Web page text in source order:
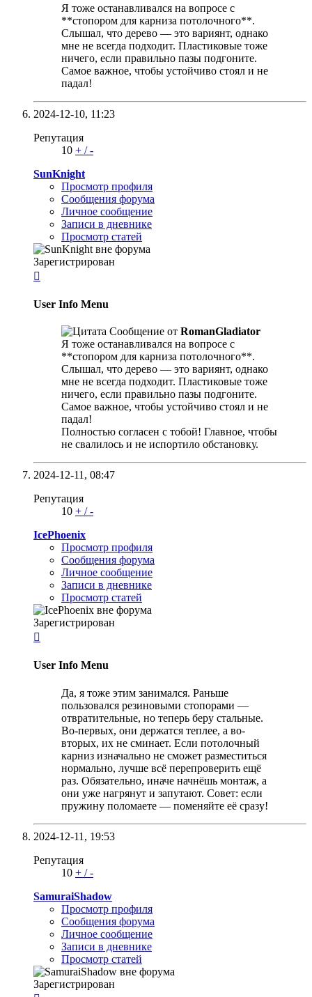
Я тоже останавливался на вопросе с
**стопором для карниза потолочного**.
Слышал, что дерево — это вариянт, однако
мне не всегда подходит. Пластиковые тоже
ничего, если правильно пазы подгоните.
Самое важное, чтобы устойчиво стоял и не
падал!
2024-12-10, 11:23
Репутация
10 + /-
SunKnight
Просмотр профиля
Сообщения форума
Личное сообщение
Записи в дневнике
Просмотр статей
Зарегистрирован

User Info Menu
Сообщение от RomanGladiator
Я тоже останавливался на вопросе с
**стопором для карниза потолочного**.
Слышал, что дерево — это вариянт, однако
мне не всегда подходит. Пластиковые тоже
ничего, если правильно пазы подгоните.
Самое важное, чтобы устойчиво стоял и не
падал!
Полностью согласен с тобой! Главное, чтобы
не свалилось и не испортило обстановку.
2024-12-11, 08:47
Репутация
10 + /-
IcePhoenix
Просмотр профиля
Сообщения форума
Личное сообщение
Записи в дневнике
Просмотр статей
Зарегистрирован

User Info Menu
Да, я тоже этим занимался. Раньше
пользовался резиновыми стопорами —
отвратительные, но теперь беру стальные.
Во-первых, они держатся теплее, а во-
вторых, их не сминает. Если потолочный
карниз изначально не сможет разместиться
нормально, лучше всё перепроверить ещё
раз. Обязательно, иначе начнёшь монтаж, а
они уже нагрянут и запутают. Совет: если
пружину поломаете — поменяйте её сразу!
2024-12-11, 19:53
Репутация
10 + /-
SamuraiShadow
Просмотр профиля
Сообщения форума
Личное сообщение
Записи в дневнике
Просмотр статей
Зарегистрирован